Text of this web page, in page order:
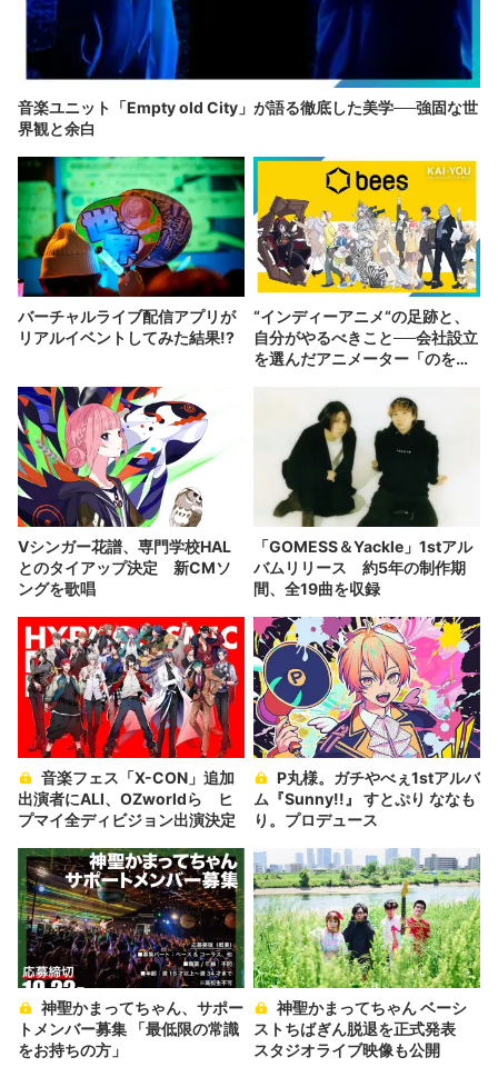
音楽ユニット「Empty old City」が語る徹底した美学──強固な世
界観と余白
バーチャルライブ配信アプリが
リアルイベントしてみた結果!?
“インディーアニメ“の足跡と、
自分がやるべきこと──会社設立
を選んだアニメーター「のを
Vシンガー花譜、専門学校HAL
とのタイアップ決定 新CMソ
ングを歌唱
「GOMESS＆Yackle」1stアル
バムリリース 約5年の制作期
間、全19曲を収録
出演者にALI、OZworldら ヒ
プマイ全ディビジョン出演決定
ム『Sunny!!』 すとぷり ななも
り。プロデュース
トメンバー募集 「最低限の常識
をお持ちの方」
ストちばぎん脱退を正式発表
スタジオライブ映像も公開